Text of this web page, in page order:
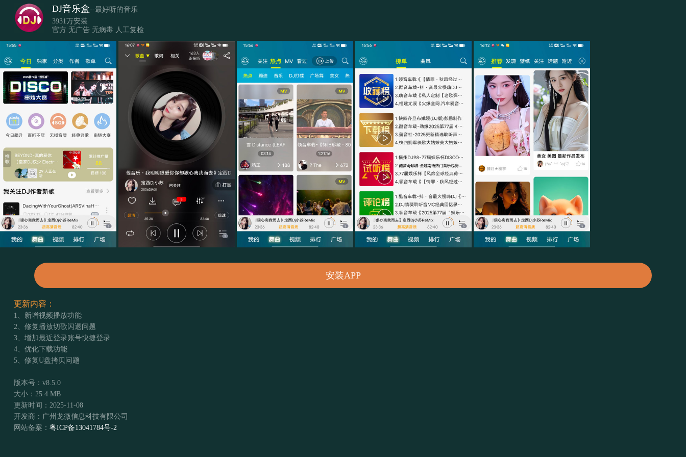
DJ音乐盒--最好听的音乐
3931万安装
官方 无广告 无病毒 人工复检
安装APP
更新内容：
1、新增视频播放功能
2、修复播放切歌闪退问题
3、增加最近登录账号快捷登录
4、优化下载功能
5、修复U盘拷贝问题
版本号：v8.5.0
大小：25.4 MB
更新时间：2025-11-08
开发商：广州龙微信息科技有限公司
网站备案： 粤ICP备13041784号-2